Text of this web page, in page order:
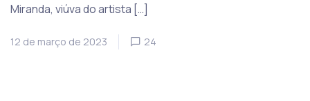
Miranda, viúva do artista […]
12 de março de 2023 24